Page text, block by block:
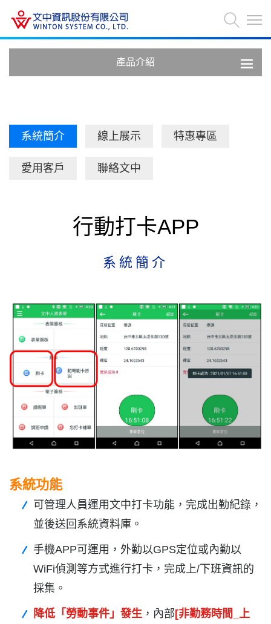
產品介紹
系統簡介 線上展示 特惠專區
愛用客戶 聯絡文中
行動打卡APP
系統簡介
系統功能
可管理人員運用文中打卡功能，完成出勤紀錄，
並後送回系統資料庫。
手機APP可運用，外勤以GPS定位或內勤以
WiFi偵測等方式進行打卡，完成上/下班資訊的
採集。
降低「勞動事件」發生 ，內部 [非勤務時間_上